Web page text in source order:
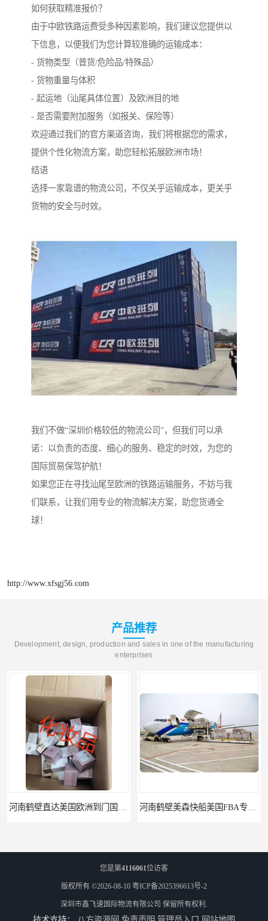
如何获取精准报价？
由于中欧铁路运费受多种因素影响，我们建议您提供以
下信息，以便我们为您计算较准确的运输成本：
- 货物类型（普货/危险品/特殊品）
- 货物重量与体积
- 起运地（汕尾具体位置）及欧洲目的地
- 是否需要附加服务（如报关、保险等）
欢迎通过我们的官方渠道咨询，我们将根据您的需求，
提供个性化物流方案，助您轻松拓展欧洲市场！
结语
选择一家靠谱的物流公司，不仅关乎运输成本，更关乎
货物的安全与时效。
我们不做“深圳价格较低的物流公司”，但我们可以承
诺：以负责的态度、细心的服务、稳定的时效，为您的
国际贸易保驾护航！
如果您正在寻找汕尾至欧洲的铁路运输服务，不妨与我
们联系，让我们用专业的物流解决方案，助您货通全
球！
http://www.xfsgj56.com
产品推荐
Development, design, production and sales in one of the manufacturing
enterprises
您是第4116061位访客
版权所有 ©2026-08-10 粤ICP备2025396613号-2
深圳市鑫飞速国际物流有限公司 保留所有权利.